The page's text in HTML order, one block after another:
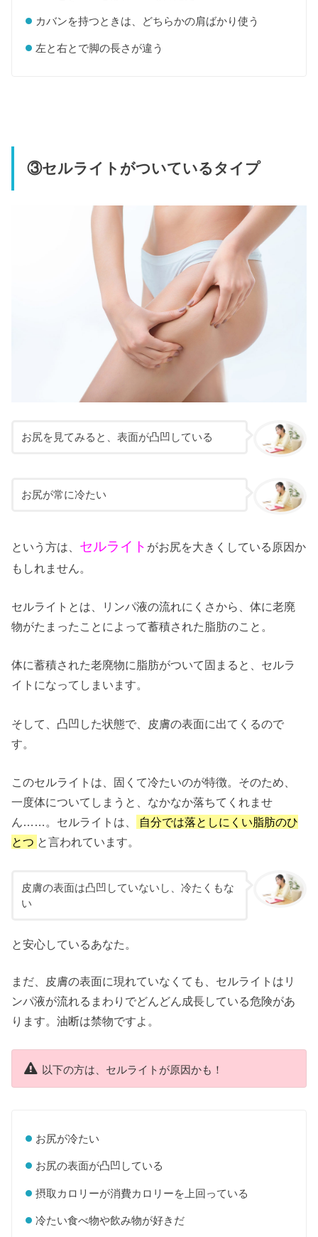
カバンを持つときは、どちらかの肩ばかり使う
左と右とで脚の長さが違う
③セルライトがついているタイプ
お尻を見てみると、表面が凸凹している
お尻が常に冷たい
という方は、 セルライト がお尻を大きくしている原因か
もしれません。
セルライトとは、リンパ液の流れにくさから、体に老廃
物がたまったことによって蓄積された脂肪のこと。
体に蓄積された老廃物に脂肪がついて固まると、セルラ
イトになってしまいます。
そして、凸凹した状態で、皮膚の表面に出てくるので
す。
このセルライトは、固くて冷たいのが特徴。そのため、
一度体についてしまうと、なかなか落ちてくれませ
ん……。セルライトは、
自分では落としにくい脂肪のひ
とつ と言われています。
皮膚の表面は凸凹していないし、冷たくもな
い
と安心しているあなた。
まだ、皮膚の表面に現れていなくても、セルライトはリ
ンパ液が流れるまわりでどんどん成長している危険があ
ります。油断は禁物ですよ。
以下の方は、セルライトが原因かも！
お尻が冷たい
お尻の表面が凸凹している
摂取カロリーが消費カロリーを上回っている
冷たい食べ物や飲み物が好きだ